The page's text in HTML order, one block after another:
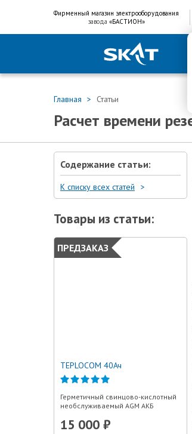
Фирменный магазин электрооборудования
завода «БАСТИОН»
Главная Статьи
Расчет времени
Содержание статьи:
К списку всех статей
Товары из статьи:
ПРЕДЗАКАЗ
TEPLOCOM 40Ач
Герметичный свинцово-кислотный
необслуживаемый AGM АКБ
15 000 ₽